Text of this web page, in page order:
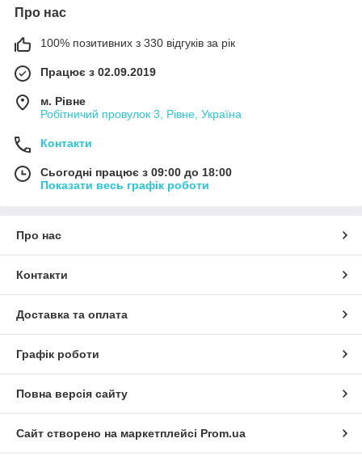
Про нас
100% позитивних з 330 відгуків за рік
Працює з 02.09.2019
м. Рівне
Робітничий провулок 3, Рівне, Україна
Контакти
Сьогодні працює з 09:00 до 18:00
Показати весь графік роботи
Про нас
Контакти
Доставка та оплата
Графік роботи
Повна версія сайту
Сайт створено на маркетплейсі Prom.ua